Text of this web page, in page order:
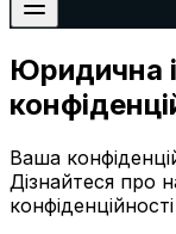
Юридична
Ваша
Дізнайтеся про